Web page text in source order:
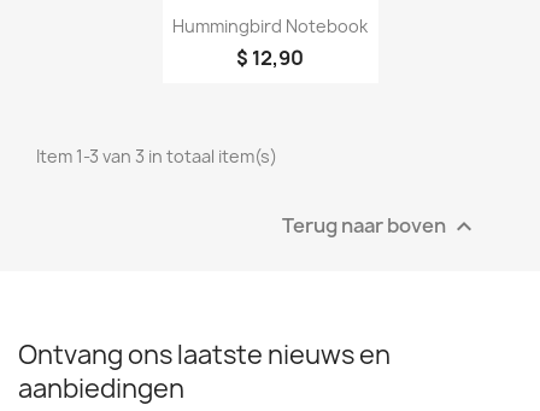
Snel bekijken
Hummingbird Notebook
$ 12,90
Item 1-3 van 3 in totaal item(s)
Terug naar boven 
Ontvang ons laatste nieuws en
aanbiedingen